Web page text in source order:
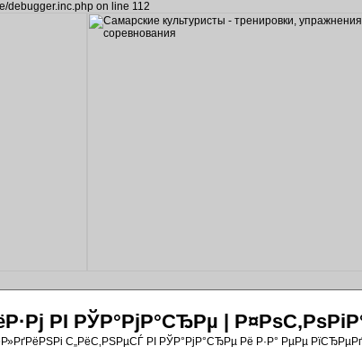
debugger.inc.php on line 112
РІ РЎР°РјР°СЂРµ |
С„РёС‚РЅРµСЃ РІ РЎР°РјР°СЂРµ Рё Р·Р° РµРµ